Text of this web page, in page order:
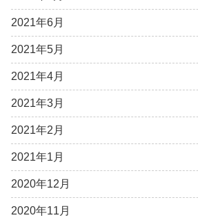
2021年6月
2021年5月
2021年4月
2021年3月
2021年2月
2021年1月
2020年12月
2020年11月